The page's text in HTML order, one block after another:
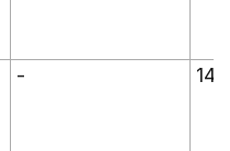
- 14